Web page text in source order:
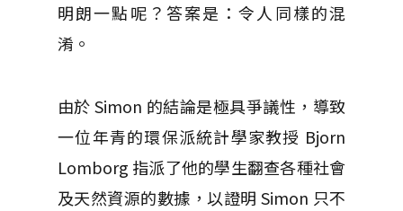
明朗一點呢？答案是：令人同樣的混
淆。
由於 Simon 的結論是極具爭議性，導致
一位年青的環保派統計學家教授 Bjorn
Lomborg 指派了他的學生翻查各種社會
及天然資源的數據，以證明 Simon 只不